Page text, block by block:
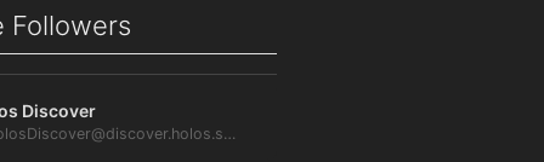
Followers
Discover
@HolosDiscover@discover.holos.social